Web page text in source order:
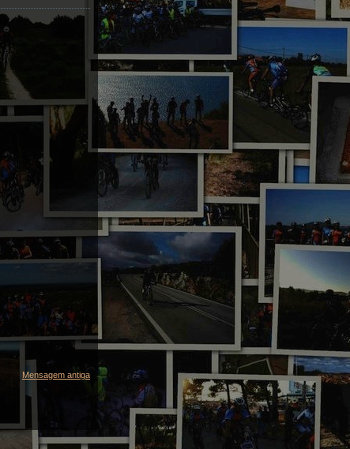
Mensagem antiga